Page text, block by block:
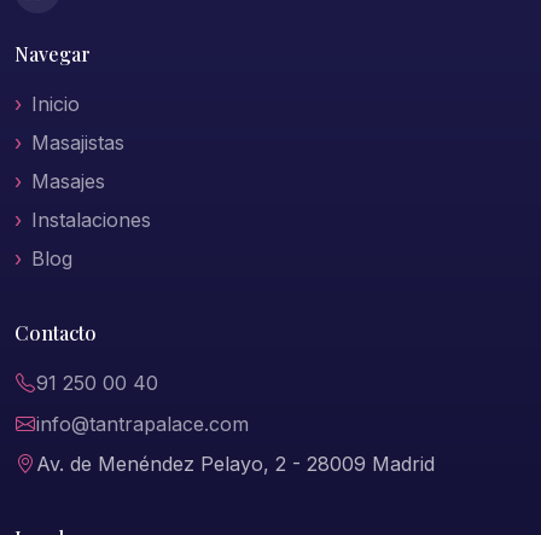
Navegar
Inicio
Masajistas
Masajes
Instalaciones
Blog
Contacto
91 250 00 40
info@tantrapalace.com
Av. de Menéndez Pelayo, 2 - 28009 Madrid